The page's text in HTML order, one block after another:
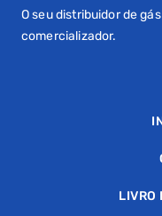
O seu distribuidor de
comercializador.
LIVRO